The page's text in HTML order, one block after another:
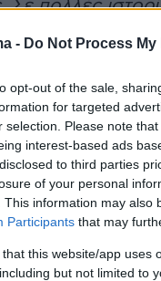
- Do Not Process
opt-out of the sale,
for targeted
selection. Please note
interest-based ads
to third parties
of your personal
This information may also
Participants that may
that this website/app
but not limited to
Σε πολλές
έναν ή με
που δεν
και οι δύο
ανούσιο;"».
ο Γρηγόρης
πρώτους που
όπως αυτή